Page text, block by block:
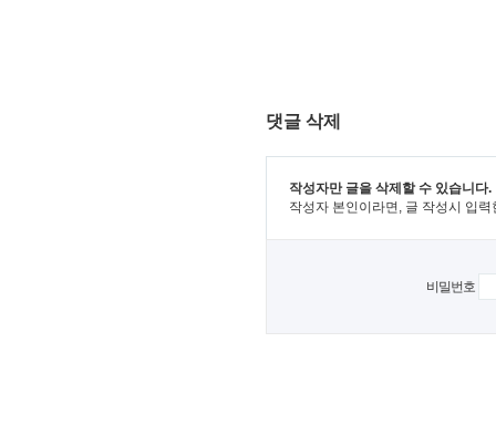
댓글 삭제
작성자만 글을 삭제할 수 있습니다.
작성자 본인이라면, 글 작성시 입
비밀번호